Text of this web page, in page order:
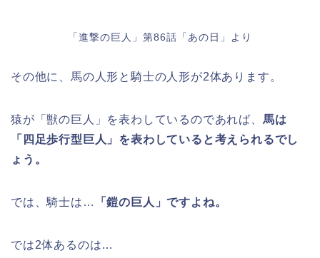
「進撃の巨人」第86話「あの日」より
その他に、馬の人形と騎士の人形が2体あります。
猿が「獣の巨人」を表わしているのであれば、 馬は
「四足歩行型巨人」を表わしていると考えられるでし
ょう。
では、騎士は… 「鎧の巨人」ですよね。
では2体あるのは…